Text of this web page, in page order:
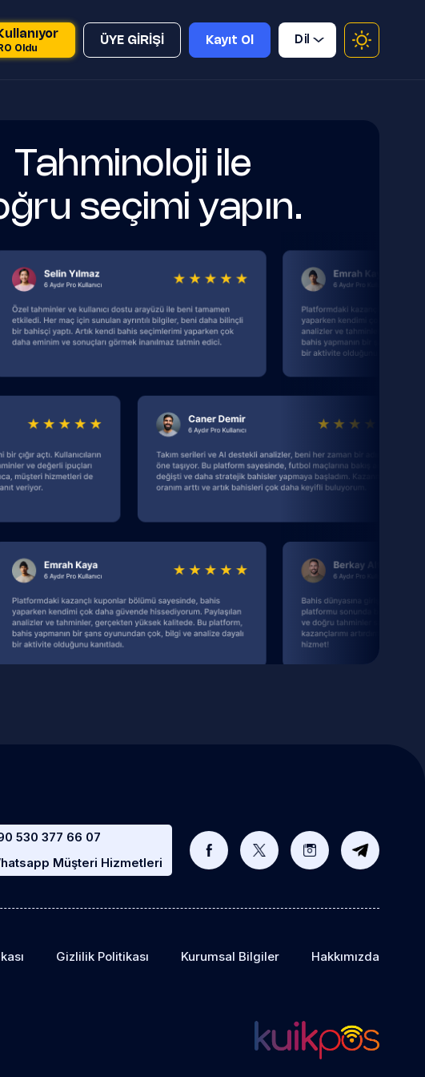
Oldu
ÜYE GİRİŞİ Kayıt Ol Dil
Tahminoloji ile
seçimi yapın.
530 377 66 07
Müşteri Hizmetleri
Gizlilik Politikası Kurumsal Bilgiler Hakkımızda